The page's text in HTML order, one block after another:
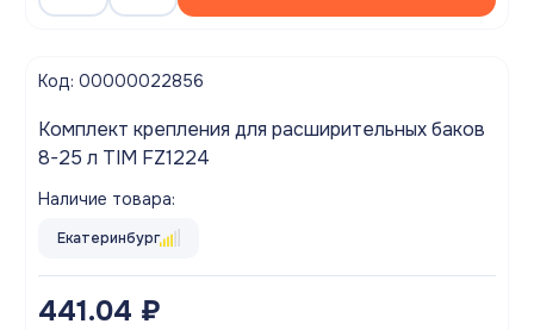
Код: 00000022856
Комплект крепления для расширительных баков
8-25 л TIM FZ1224
Наличие товара:
Екатеринбург
441.04 ₽